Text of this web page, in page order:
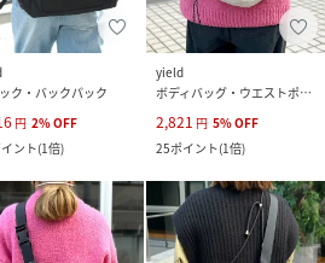
ク・バックパック
円 2%OFF
ント(1倍)
yield
ボディバッグ・ウエストポーチ
2,821 円 5%OFF
25ポイント(1倍)